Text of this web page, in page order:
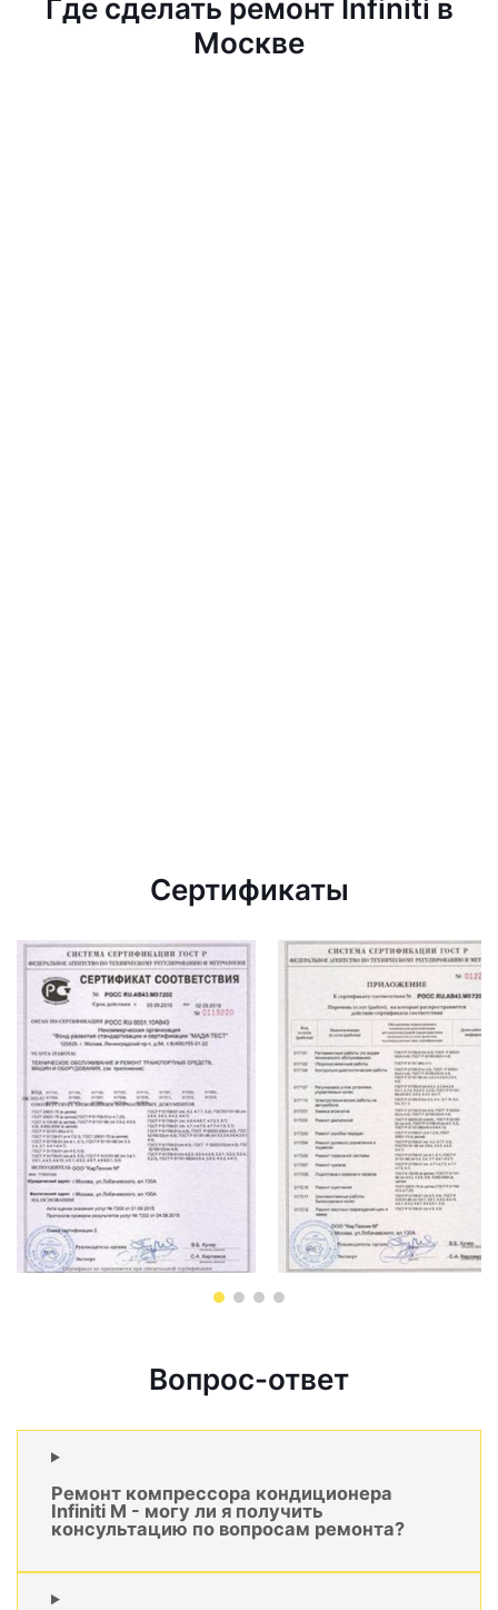
Где сделать ремонт Infiniti в
Москве
Сертификаты
Вопрос-ответ
Ремонт компрессора кондиционера
Infiniti M - могу ли я получить
консультацию по вопросам ремонта?